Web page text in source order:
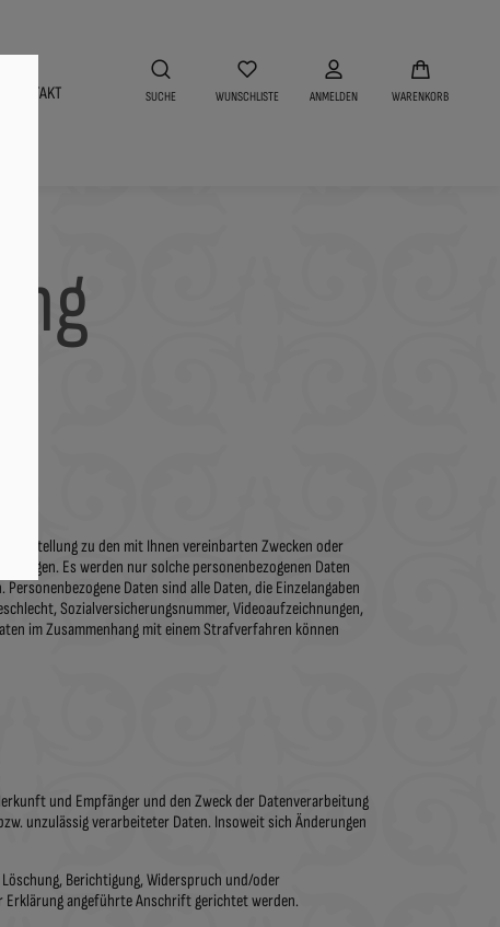
KONTAKT SUCHE WUNSCHLISTE ANMELDEN WARENKORB
Bestellung zu den mit Ihnen vereinbarten Zwecken oder
Es werden nur solche personenbezogenen Daten
Daten sind alle Daten, die Einzelangaben
Sozialversicherungsnummer, Videoaufzeichnungen,
im Zusammenhang mit einem Strafverfahren können
und Empfänger und den Zweck der Datenverarbeitung
unzulässig verarbeiteter Daten. Insoweit sich Änderungen
Berichtigung, Widerspruch und/oder
angeführte Anschrift gerichtet werden.